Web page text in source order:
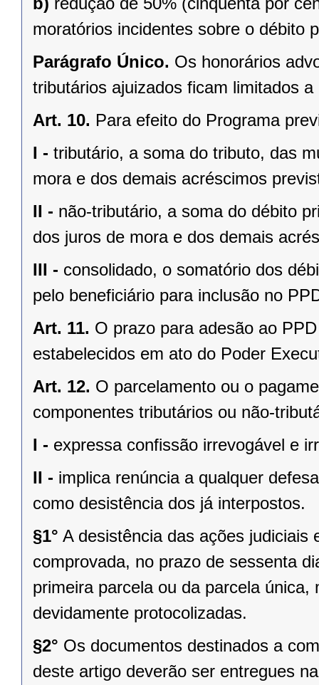
moratórios incidentes sobre o débito
Parágrafo Único. Os honorários
tributários ajuizados ficam limitados
Art. 10. Para efeito do Programa
I - tributário, a soma do tributo, das
mora e dos demais acréscimos
II - não-tributário, a soma do débito
dos juros de mora e dos demais
III - consolidado, o somatório dos
pelo beneficiário para inclusão no
Art. 11. O prazo para adesão ao
estabelecidos em ato do Poder
Art. 12. O parcelamento ou o
componentes tributários ou não-
I - expressa confissão irrevogável e
II - implica renúncia a qualquer
como desistência dos já interpostos.
§1° A desistência das ações judiciais
comprovada, no prazo de sessenta
primeira parcela ou da parcela
devidamente protocolizadas.
§2° Os documentos destinados a
deste artigo deverão ser entregues